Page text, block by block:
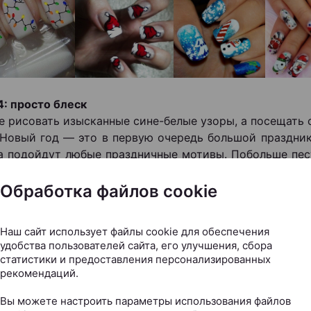
просто блеск
рисовать изысканные сине-белые узоры, а посещать
год — это в первую очередь большой
подойдут любые праздничные мотивы. Побольше
и объемного декора — от
сосулек и воздушных бабочек (если вы
ночь не веселиться, а сидеть, ко всеобщему
ладонями с длиннющими накладными ногтями и
элементами на них).
Обработка файлов cookie
Наш сайт использует файлы cookie для обеспечения
удобства пользователей сайта, его улучшения, сбора
статистики и предоставления персонализированных
рекомендаций.
Вы можете настроить параметры использования файлов